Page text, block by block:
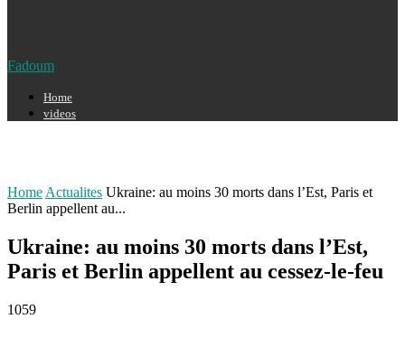
Fadoum
Home
videos
Home Actualites Ukraine: au moins 30 morts dans l’Est, Paris et
Berlin appellent au...
Ukraine: au moins 30 morts dans l’Est,
Paris et Berlin appellent au cessez-le-feu
1059